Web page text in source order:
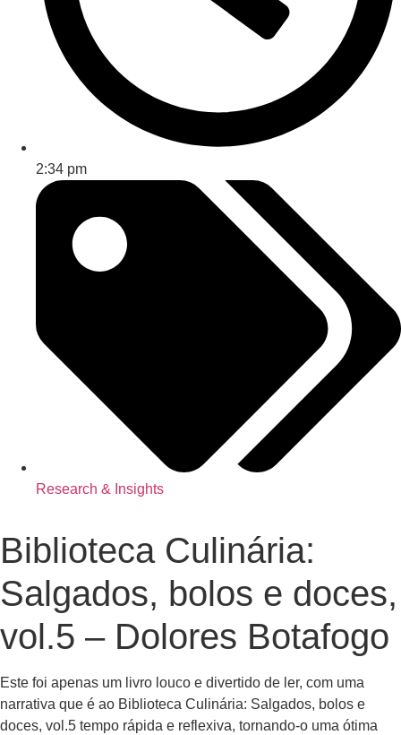
2:34 pm
Research & Insights
Biblioteca Culinária:
Salgados, bolos e doces,
vol.5 – Dolores Botafogo
Este foi apenas um livro louco e divertido de ler, com uma
narrativa que é ao Biblioteca Culinária: Salgados, bolos e
doces, vol.5 tempo rápida e reflexiva, tornando-o uma ótima